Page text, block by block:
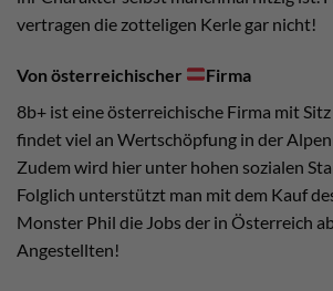
vertragen die zotteligen Kerle gar nicht!
Von österreichischer
Firma
8b+ ist eine österreichische Firma mit
findet viel an Wertschöpfung in der
Zudem wird hier unter hohen sozialen
Folglich unterstützt man mit dem Kauf
Monster Phil die Jobs der in Österreich
Angestellten!